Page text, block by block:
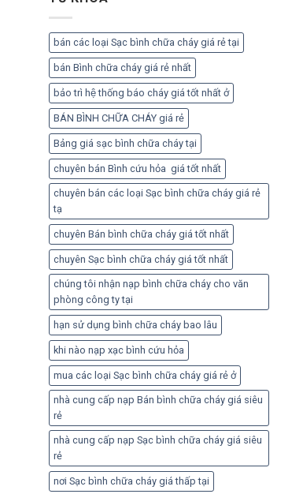
bán các loại Sạc bình chữa cháy giá rẻ tại
bán Bình chữa cháy giá rẻ nhất
bảo trì hệ thống báo cháy giá tốt nhất ở
BÁN BÌNH CHỮA CHÁY giá rẻ
Bảng giá sạc bình chữa cháy tại
chuyên bán Bình cứu hỏa giá tốt nhất
chuyên bán các loại Sạc bình chữa cháy giá rẻ
tạ
chuyên Bán bình chữa cháy giá tốt nhất
chuyên Sạc bình chữa cháy giá tốt nhất
chúng tôi nhận nạp bình chữa cháy cho văn
phòng công ty tại
hạn sử dụng bình chữa cháy bao lâu
khi nào nạp xạc bình cứu hỏa
mua các loại Sạc bình chữa cháy giá rẻ ở
nhà cung cấp nạp Bán bình chữa cháy giá siêu
rẻ
nhà cung cấp nạp Sạc bình chữa cháy giá siêu
rẻ
nơi Sạc bình chữa cháy giá thấp tại